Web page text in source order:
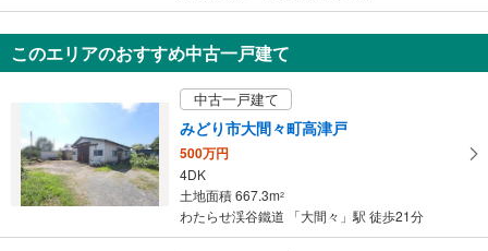
このエリアのおすすめ中古一戸建て
中古一戸建て
みどり市大間々町高津戸
500万円
4DK
土地面積 667.3m2
わたらせ渓谷鐵道 「大間々」駅 徒歩21分